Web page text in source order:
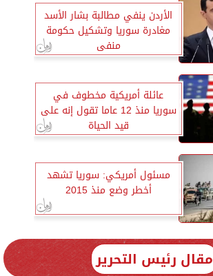
الأردن ينفي مطالبة بشار الأسد
مغادرة سوريا وتشكيل حكومة
منفى
عائلة أمريكية مخطوف في
سوريا منذ 12 عاما تقول إنه على
قيد الحياة
مسئول أمريكي: سوريا تشهد
أخطر وضع منذ 2015
مقال رئيس التحرير